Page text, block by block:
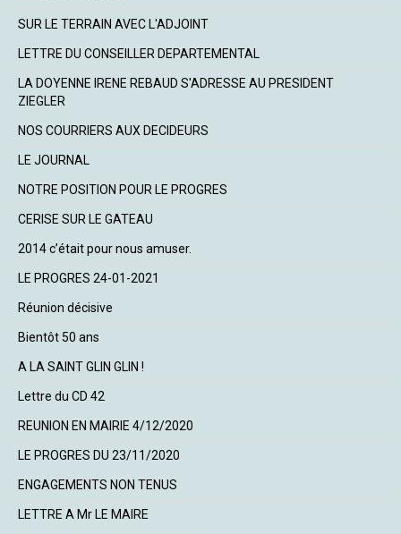
SUR LE TERRAIN AVEC L'ADJOINT
LETTRE DU CONSEILLER DEPARTEMENTAL
LA DOYENNE IRENE REBAUD S'ADRESSE AU PRESIDENT
ZIEGLER
NOS COURRIERS AUX DECIDEURS
LE JOURNAL
NOTRE POSITION POUR LE PROGRES
CERISE SUR LE GATEAU
2014 c’était pour nous amuser.
LE PROGRES 24-01-2021
Réunion décisive
Bientôt 50 ans
A LA SAINT GLIN GLIN !
Lettre du CD 42
REUNION EN MAIRIE 4/12/2020
LE PROGRES DU 23/11/2020
ENGAGEMENTS NON TENUS
LETTRE A Mr LE MAIRE